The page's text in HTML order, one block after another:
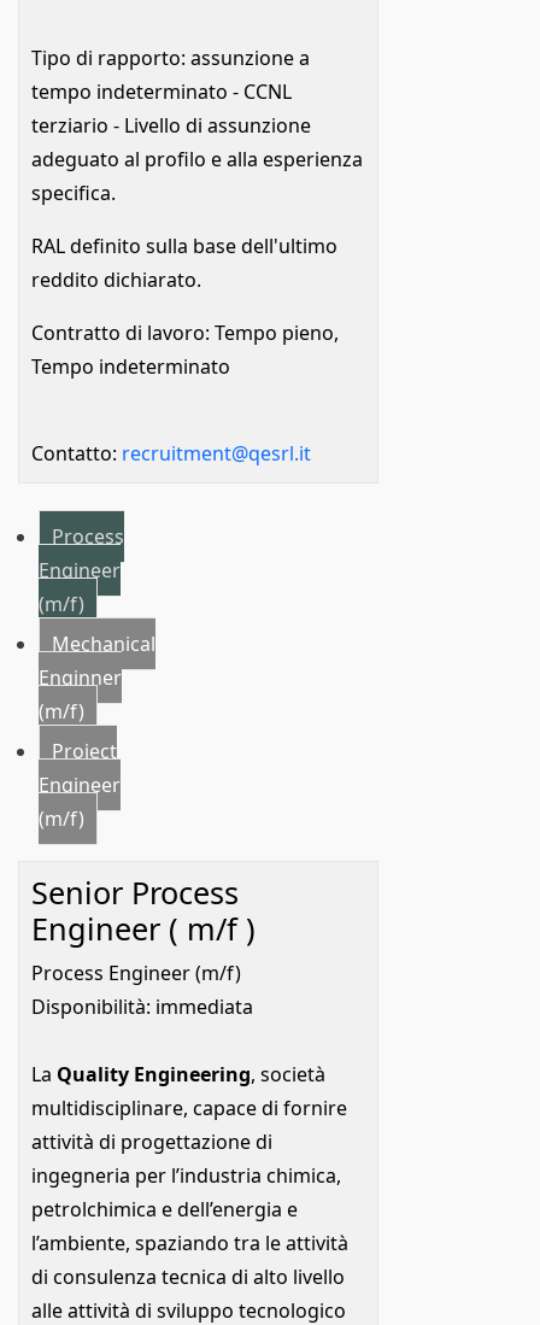
Tipo di rapporto: assunzione a
tempo indeterminato - CCNL
terziario - Livello di assunzione
adeguato al profilo e alla esperienza
specifica.
RAL definito sulla base dell'ultimo
reddito dichiarato.
Contratto di lavoro: Tempo pieno,
Tempo indeterminato
Contatto: recruitment@qesrl.it
Process
Engineer
(m/f)
Mechanical
Enginner
(m/f)
Project
Engineer
(m/f)
Senior Process
Engineer ( m/f )
Process Engineer (m/f)
Disponibilità: immediata
La Quality Engineering, società
multidisciplinare, capace di fornire
attività di progettazione di
ingegneria per l’industria chimica,
petrolchimica e dell’energia e
l’ambiente, spaziando tra le attività
di consulenza tecnica di alto livello
alle attività di sviluppo tecnologico